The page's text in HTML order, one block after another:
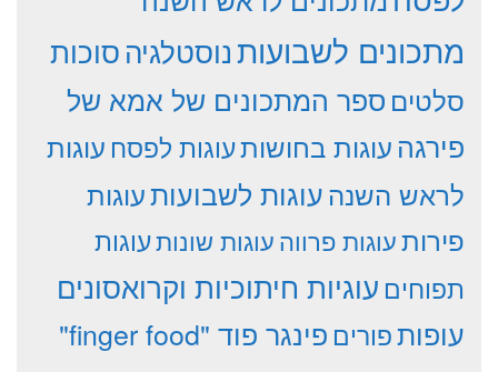
מתכונים לשבועותנוסטלגיהסוכות
סלטים ספר המתכונים של אמא של
פירגהעוגות בחושותעוגות לפסח עוגות
לראש השנהעוגות לשבועותעוגות
פירותעוגות פרווהעוגות שונותעוגות
תפוחים עוגיות חיתוכיות וקרואסונים
עופותפורים פינגר פוד "finger food"